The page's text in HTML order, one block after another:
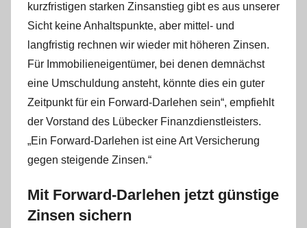
kurzfristigen starken Zinsanstieg gibt es aus unserer
Sicht keine Anhaltspunkte, aber mittel- und
langfristig rechnen wir wieder mit höheren Zinsen.
Für Immobilieneigentümer, bei denen demnächst
eine Umschuldung ansteht, könnte dies ein guter
Zeitpunkt für ein Forward-Darlehen sein“, empfiehlt
der Vorstand des Lübecker Finanzdienstleisters.
„Ein Forward-Darlehen ist eine Art Versicherung
gegen steigende Zinsen.“
Mit Forward-Darlehen jetzt günstige
Zinsen sichern